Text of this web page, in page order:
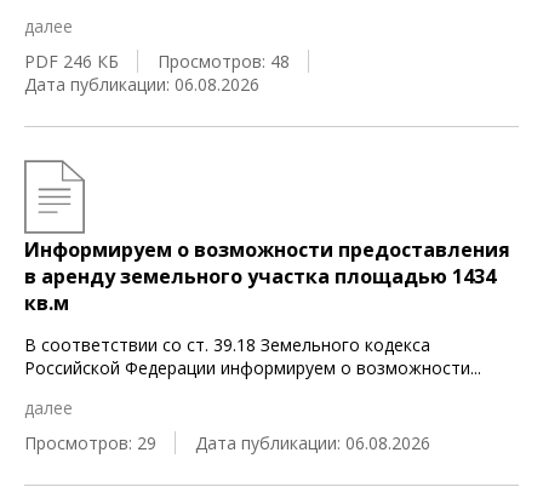
далее
PDF 246 КБ
Просмотров: 48
Дата публикации: 06.08.2026
Информируем о возможности предоставления
в аренду земельного участка площадью 1434
кв.м
В соответствии со ст. 39.18 Земельного кодекса
Российской Федерации информируем о возможности...
далее
Просмотров: 29
Дата публикации: 06.08.2026